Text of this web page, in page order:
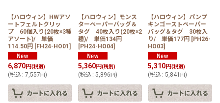
絞り込む
【ハロウィン】HWアソ
ートフェルトクリッ
プ 60個入り(20枚×3種
アソート)/ 単価
114.50円 [FH24-HO01 ]
6,870円(税別)
(税込 : 7,557 円)
【ハロウィン】モンス
ターペーパーバッグ＆
タグ 40枚入り(20枚×2
種)/ 単価134円
[PH24-HO04]
5,360円(税別)
(税込 : 5,896 円)
【ハロウィン】パンプ
キンゴーストペーパー
バッグ＆タグ 30枚入
り/ 単価177円 [PH26-
HO03]
5,310円(税別)
(税込 : 5,841円)